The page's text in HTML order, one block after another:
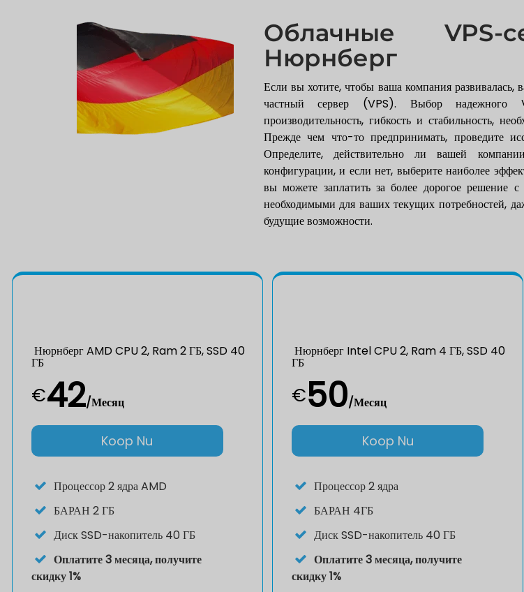
Облачные VPS-
Нюрнберг
Если вы хотите, чтобы ваша компания
частный сервер (VPS). Выбор надежного
производительность, гибкость и стабильность,
Прежде чем что-то предпринимать, проведите
Определите, действительно ли вашей
конфигурации, и если нет, выберите наиболее
вы можете заплатить за более дорогое решение
необходимыми для ваших текущих потребностей,
будущие возможности.
Нюрнберг AMD CPU 2, Ram 2 ГБ, SSD 40
ГБ
€42/Месяц
Koop Nu
Процессор2 ядра AMD
БАРАН 2 ГБ
ДискSSD-накопитель 40 ГБ
Оплатите 3 месяца, получите
скидку 1%
Нюрнберг Intel CPU 2, Ram 4 ГБ, SSD 40
ГБ
€50/Месяц
Koop Nu
Процессор2 ядра
БАРАН 4ГБ
ДискSSD-накопитель 40 ГБ
Оплатите 3 месяца, получите
скидку 1%